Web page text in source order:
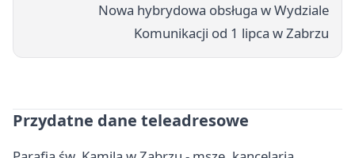
Nowa hybrydowa obsługa w Wydziale
Komunikacji od 1 lipca w Zabrzu
Przydatne dane teleadresowe